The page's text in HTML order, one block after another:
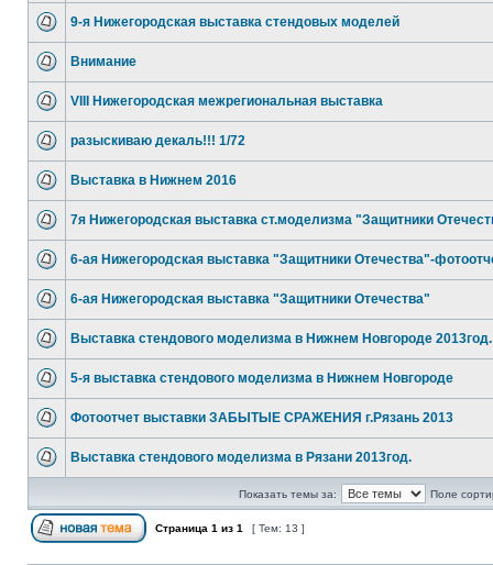
9-я Нижегородская выставка стендовых моделей
Внимание
VIII Нижегородская межрегиональная выставка
разыскиваю декаль!!! 1/72
Выставка в Нижнем 2016
7я Нижегородская выставка ст.моделизма "Защитники
6-ая Нижегородская выставка "Защитники Отечества"-
6-ая Нижегородская выставка "Защитники Отечества"
Выставка стендового моделизма в Нижнем Новгороде 2013год.
5-я выставка стендового моделизма в Нижнем Новгороде
Фотоотчет выставки ЗАБЫТЫЕ СРАЖЕНИЯ г.Рязань 2013
Выставка стендового моделизма в Рязани 2013год.
Показать темы за: Поле
Страница 1 из 1 [ Тем: 13 ]